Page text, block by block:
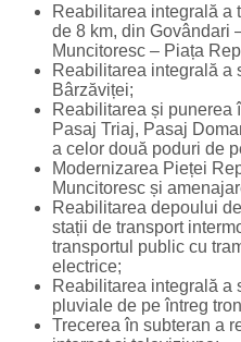
Reabilitarea integrală a
de 8 km, din Govândari
Muncitoresc – Piața
Reabilitarea integrală a
Bârzăviței;
Reabilitarea și punerea
Pasaj Triaj, Pasaj
a celor două poduri de
Modernizarea Pieței
Muncitoresc și
Reabilitarea depoului
stații de transport
transportul public cu
electrice;
Reabilitarea integrală a
pluviale de pe întreg
Trecerea în subteran a